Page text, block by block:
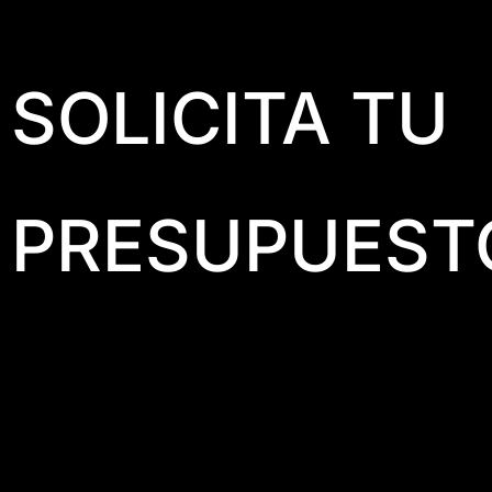
SOLICITA TU